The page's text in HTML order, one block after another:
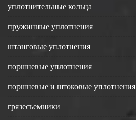
уплотнительные кольца
пружинные уплотнения
штанговые уплотнения
поршневые уплотнения
поршневые и штоковые уплотнения
грязесъемники